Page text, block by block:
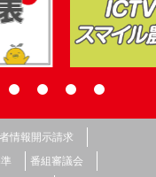
情報開示請求
番組審議会